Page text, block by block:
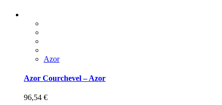
Azor
Azor Courchevel – Azor
96,54 €